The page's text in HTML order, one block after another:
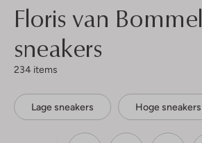
Floris van Bommel
sneakers
234 items
Lage sneakers Hoge sneakers